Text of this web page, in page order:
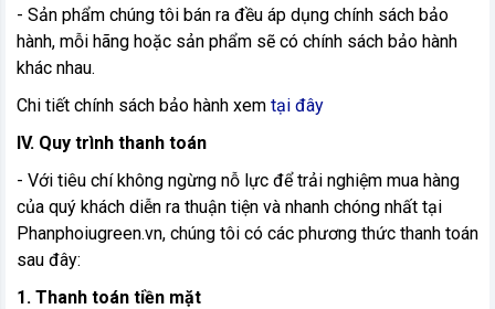
- Sản phẩm chúng tôi bán ra đều áp dụng chính sách bảo
hành, mỗi hãng hoặc sản phẩm sẽ có chính sách bảo hành
khác nhau.
Chi tiết chính sách bảo hành xem tại đây
IV. Quy trình thanh toán
- Với tiêu chí không ngừng nỗ lực để trải nghiệm mua hàng
của quý khách diễn ra thuận tiện và nhanh chóng nhất tại
Phanphoiugreen.vn, chúng tôi có các phương thức thanh toán
sau đây:
1. Thanh toán tiền mặt